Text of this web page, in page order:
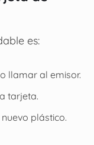
es:
llamar al emisor.
tarjeta.
plástico.